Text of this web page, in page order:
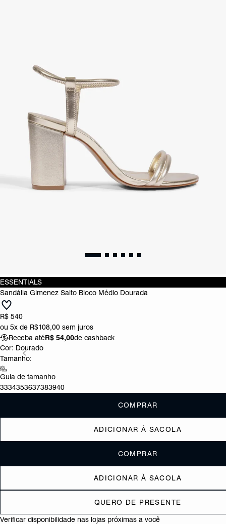
ESSENTIALS
Sandália Gimenez Salto Bloco Médio Dourada
R$ 540
ou 5x de R$108,00 sem juros
Receba atéR$ 54,00de cashback
Cor: Dourado
Tamanho:
Guia de tamanho
3334353637383940
COMPRAR
ADICIONAR À SACOLA
COMPRAR
ADICIONAR À SACOLA
QUERO DE PRESENTE
Verificar disponibilidade nas lojas próximas a você